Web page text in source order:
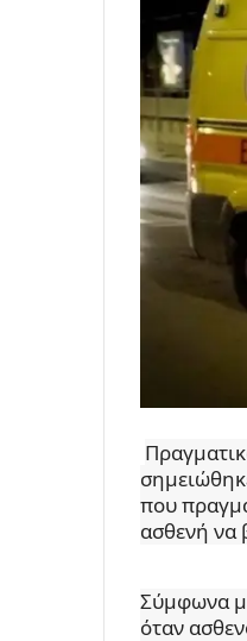
που
ασθενή να
Σύμφωνα
όταν